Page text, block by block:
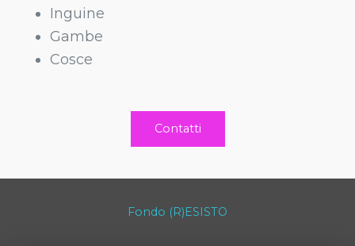
Inguine
Gambe
Cosce
Contatti
Fondo (R)ESISTO